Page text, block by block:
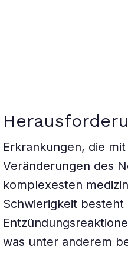
Erkrankungen, die
Veränderungen des
komplexesten
Schwierigkeit
was unter anderem